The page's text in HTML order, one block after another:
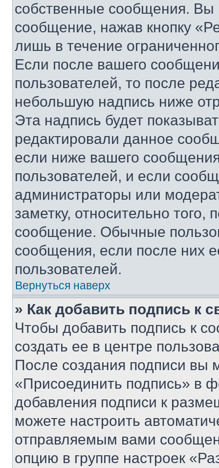
собственные сообщения. Вы
сообщение, нажав кнопку
лишь в течение
Если после вашего
пользователей, то после
небольшую надпись ниже
Эта надпись будет
редактировали данное
если ниже вашего
пользователей, и если
администраторы или
заметку, относительно
сообщение. Обычные
сообщения, если после них
пользователей.
Вернуться наверх
» Как добавить подпись к
Чтобы добавить подпись к
создать ее в центре
После создания подписи вы
«Присоединить подпись» в
добавления подписи к
можете настроить
отправляемым вами
опцию в группе настроек